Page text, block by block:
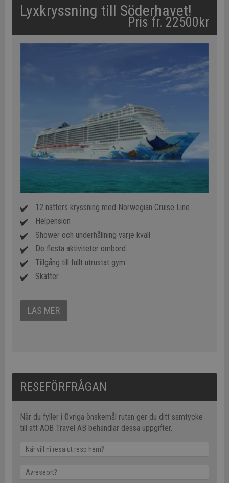
Lyxkryssning till Söderhavet!
Pris fr. 22500kr
12 nätters kryssning med Norwegian Cruise Line
Helpension
Shower och underhållning varje kväll
De flesta aktiviteter ombord
Tillgång till fullt utrustat gym
Skatter
LÄS MER
RESEFÖRFRÅGAN
När du fyller i Övriga önskemål rutan ger du ditt samtycke
till att AOB Travel AB behandlar dessa uppgifter.